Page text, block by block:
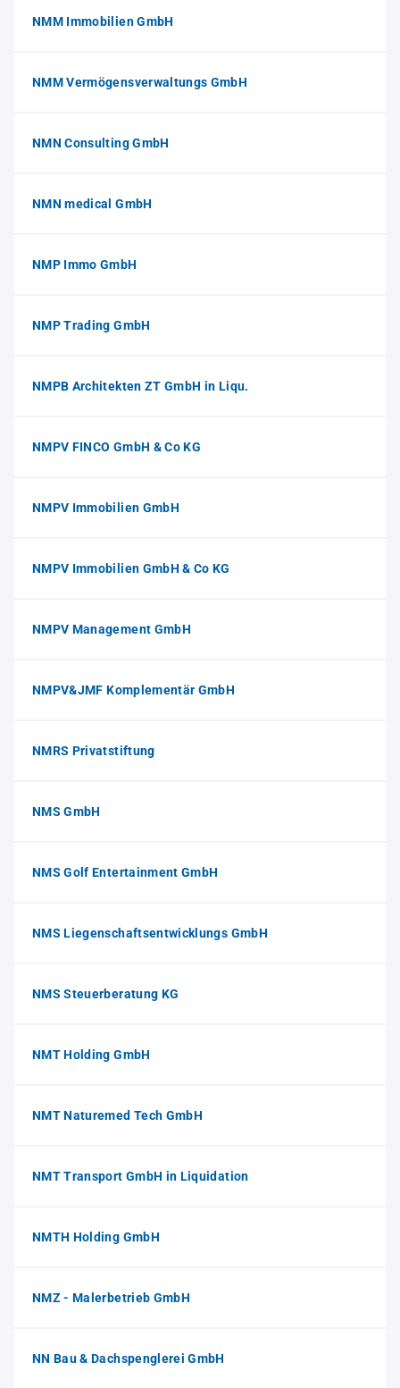
NMM Immobilien GmbH
NMM Vermögensverwaltungs GmbH
NMN Consulting GmbH
NMN medical GmbH
NMP Immo GmbH
NMP Trading GmbH
NMPB Architekten ZT GmbH in Liqu.
NMPV FINCO GmbH & Co KG
NMPV Immobilien GmbH
NMPV Immobilien GmbH & Co KG
NMPV Management GmbH
NMPV&JMF Komplementär GmbH
NMRS Privatstiftung
NMS GmbH
NMS Golf Entertainment GmbH
NMS Liegenschaftsentwicklungs GmbH
NMS Steuerberatung KG
NMT Holding GmbH
NMT Naturemed Tech GmbH
NMT Transport GmbH in Liquidation
NMTH Holding GmbH
NMZ - Malerbetrieb GmbH
NN Bau & Dachspenglerei GmbH